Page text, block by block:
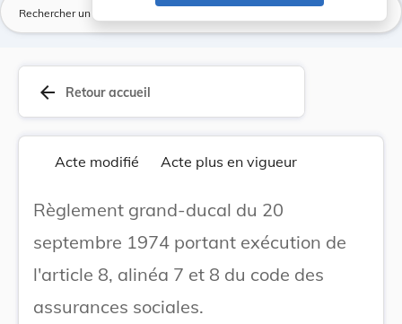
arrow_back Retour accueil
Acte modifié Acte plus en vigueur
Règlement grand-ducal du 20
septembre 1974 portant exécution de
l'article 8, alinéa 7 et 8 du code des
assurances sociales.